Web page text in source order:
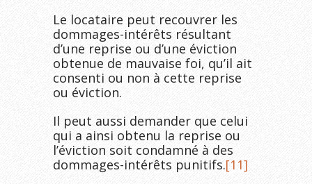
Le locataire peut recouvrer les
dommages-intérêts résultant
d’une reprise ou d’une éviction
obtenue de mauvaise foi, qu’il ait
consenti ou non à cette reprise
ou éviction.
Il peut aussi demander que celui
qui a ainsi obtenu la reprise ou
l’éviction soit condamné à des
dommages-intérêts punitifs.[11]